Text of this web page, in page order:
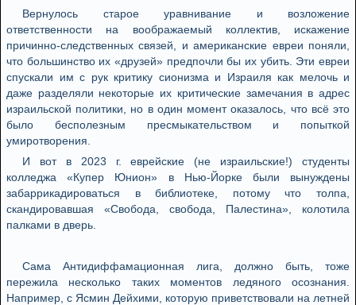
Вернулось старое уравнивание и возложение
ответственности на воображаемый коллектив, искажение
причинно-следственных связей, и американские евреи поняли,
что большинство их «друзей» предпочли бы их убить. Эти евреи
спускали им с рук критику сионизма и Израиля как мелочь и
даже разделяли некоторые их критические замечания в адрес
израильской политики, но в один момент оказалось, что всё это
было бесполезным пресмыкательством и попыткой
умиротворения.
И вот в 2023 г. еврейские (не израильские!) студенты
колледжа «Купер Юнион» в Нью-Йорке были вынуждены
забаррикадироваться в библиотеке, потому что толпа,
скандировавшая «Свобода, свобода, Палестина», колотила
палками в дверь.
Сама Антидиффамационная лига, должно быть, тоже
пережила несколько таких моментов ледяного осознания.
Например, с Ясмин Дейхими, которую приветствовали на летней